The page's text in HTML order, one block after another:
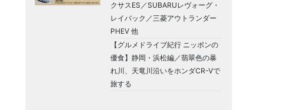
クサスES／SUBARUレヴォーグ・
レイバック／三菱アウトランダー
PHEV 他
【グルメドライブ紀行 ニッポンの
優食】静岡・浜松編／翡翠色の暴
れ川、天竜川沿いをホンダCR-Vで
旅する